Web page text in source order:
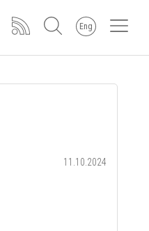
Eng
11.10.2024